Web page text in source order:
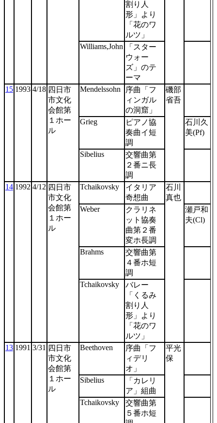
割り人
形」より
「花のワ
ルツ」
Williams,John
「スター
ウォー
ズ」のテ
ーマ
15 1993 4/18 四日市
市文化
会館第
１ホー
ル
Mendelssohn
序曲「フ
ィンガル
の洞窟」
磯部
省吾
Grieg
ピアノ協
奏曲イ短
調
石川久
美(Pf)
Sibelius
交響曲第
２番ニ長
調
14 1992 4/12 四日市
市文化
会館第
１ホー
ル
Tchaikovsky
イタリア
奇想曲
石川
真也
Weber
クラリネ
ット協奏
曲第２番
変ホ長調
瀬戸和
夫(Cl)
Brahms
交響曲第
４番ホ短
調
Tchaikovsky
バレー
「くるみ
割り人
形」より
「花のワ
ルツ」
13 1991 3/31 四日市
市文化
会館第
１ホー
ル
Beethoven
序曲「フ
ィデリ
オ」
平光
保
Sibelius
「カレリ
ア」組曲
Tchaikovsky
交響曲第
５番ホ短